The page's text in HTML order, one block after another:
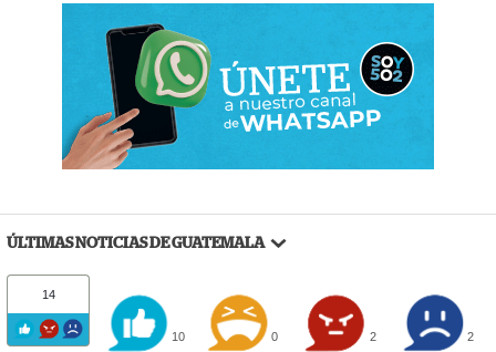
ÚLTIMAS NOTICIAS DE GUATEMALA
14
10 0 2 2